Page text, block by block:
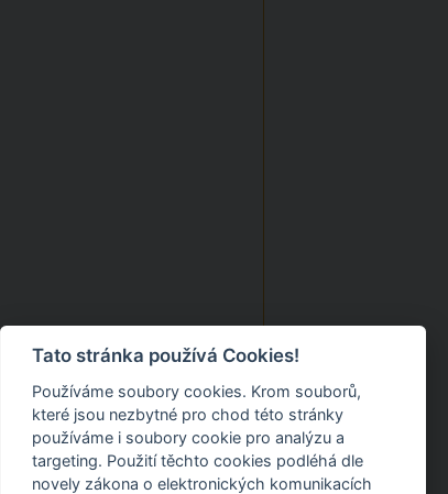
Tato stránka používá Cookies!
Používáme soubory cookies. Krom souborů,
které jsou nezbytné pro chod této stránky
používáme i soubory cookie pro analýzu a
targeting. Použití těchto cookies podléhá dle
novely zákona o elektronických komunikacích